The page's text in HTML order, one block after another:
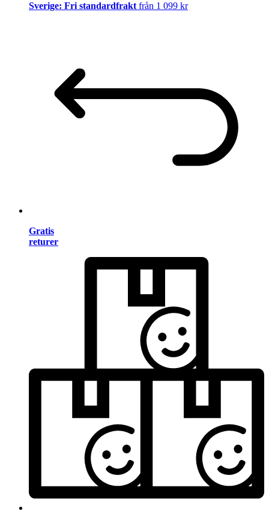
Sverige: Fri standardfrakt från 1 099 kr
Gratis
returer